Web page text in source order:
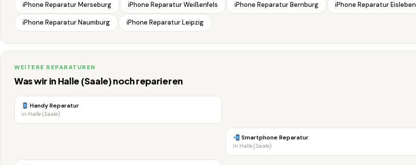
iPhone Reparatur Merseburg iPhone Reparatur Weißenfels iPhone Reparatur Bernburg iPhone Reparatur Eisleben
iPhone Reparatur Naumburg iPhone Reparatur Leipzig
WEITERE REPARATUREN
Was wir in Halle (Saale) noch reparieren
Handy Reparatur
in Halle (Saale)
Smartphone Reparatur
in Halle (Saale)